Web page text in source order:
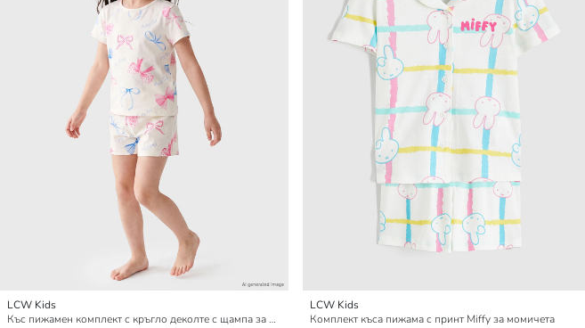
LCW Kids
Къс пижамен комплект с кръгло деколте с щампа за момичета
LCW Kids
Комплект къса пижама с принт Miffy за момичета